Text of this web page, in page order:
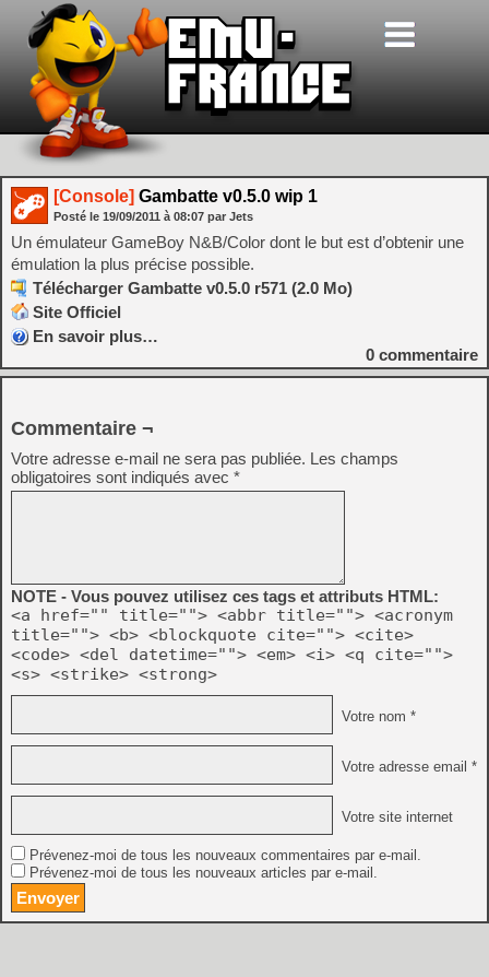
[Console] Gambatte v0.5.0 wip 1
Posté le 19/09/2011 à 08:07 par Jets
Un émulateur GameBoy N&B/Color dont le but est d’obtenir une
émulation la plus précise possible.
Télécharger Gambatte v0.5.0 r571 (2.0 Mo)
Site Officiel
En savoir plus…
0 commentaire
Commentaire ¬
Votre adresse e-mail ne sera pas publiée. Les champs
obligatoires sont indiqués avec *
NOTE - Vous pouvez utilisez ces tags et attributs HTML:
<a href="" title=""> <abbr title=""> <acronym
title=""> <b> <blockquote cite=""> <cite>
<code> <del datetime=""> <em> <i> <q cite="">
<s> <strike> <strong>
Votre nom *
Votre adresse email *
Votre site internet
Prévenez-moi de tous les nouveaux commentaires par e-mail.
Prévenez-moi de tous les nouveaux articles par e-mail.